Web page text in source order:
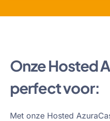
Onze Hosted
perfect voor:
Met onze Hosted